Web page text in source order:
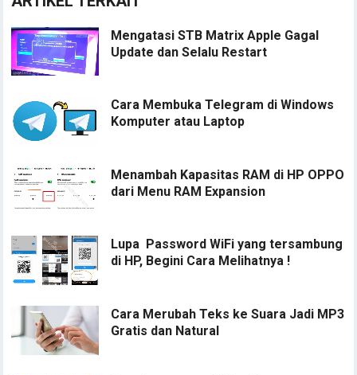
Mengatasi STB Matrix Apple Gagal
Update dan Selalu Restart
Cara Membuka Telegram di Windows
Komputer atau Laptop
Menambah Kapasitas RAM di HP OPPO
dari Menu RAM Expansion
Lupa Password WiFi yang tersambung
di HP, Begini Cara Melihatnya !
Cara Merubah Teks ke Suara Jadi MP3
Gratis dan Natural